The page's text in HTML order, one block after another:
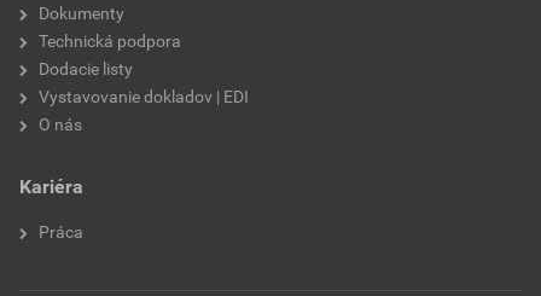
Dokumenty
Technická podpora
Dodacie listy
Vystavovanie dokladov | EDI
O nás
Kariéra
Práca